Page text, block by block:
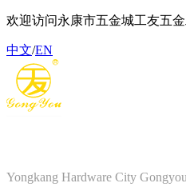
欢迎访问永康市五金城工友五
中文/EN
Yongkang Hardware City